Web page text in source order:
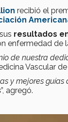
recibió el
resultados
enfermedad de
de nuestra
Vascular de
y mejores
”, agregó.